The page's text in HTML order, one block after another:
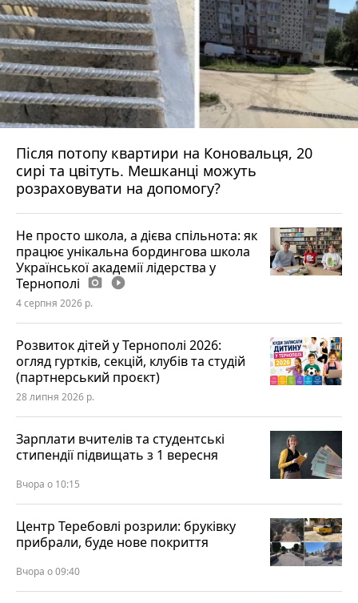
Після потопу квартири на Коновальця, 20
сирі та цвітуть. Мешканці можуть
розраховувати на допомогу?
Не просто школа, а дієва спільнота: як
працює унікальна бордингова школа
Української академії лідерства у
Тернополі photo_camera play_circle_filled
4 серпня 2026 р.
Розвиток дітей у Тернополі 2026:
огляд гуртків, секцій, клубів та студій
(партнерський проєкт)
28 липня 2026 р.
Зарплати вчителів та студентські
стипендії підвищать з 1 вересня
Вчора о 10:15
Центр Теребовлі розрили: бруківку
прибрали, буде нове покриття
Вчора о 09:40